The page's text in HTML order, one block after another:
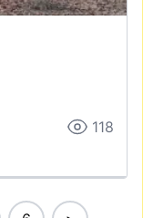
118